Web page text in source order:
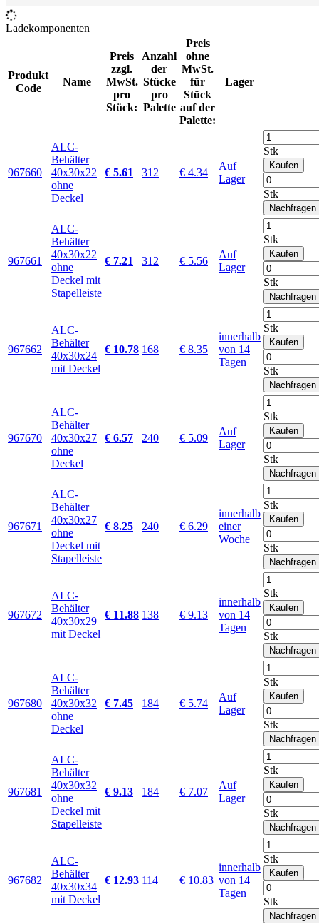
Ladekomponenten
Produkt
Code
Name
Preis
zzgl.
MwSt.
pro
Stück:
Anzahl
der
Stücke
pro
Palette
Preis
ohne
MwSt.
für
Stück
auf der
Palette:
Lager
967660
ALC-
Behälter
40x30x22
ohne
Deckel
€ 5.61 312 € 4.34
Auf
Lager
Stk
Kaufen
Stk
Nachfragen
967661
ALC-
Behälter
40x30x22
ohne
Deckel mit
Stapelleiste
€ 7.21 312 € 5.56
Auf
Lager
Stk
Kaufen
Stk
Nachfragen
967662
ALC-
Behälter
40x30x24
mit Deckel
€ 10.78 168 € 8.35
innerhalb
von 14
Tagen
Stk
Kaufen
Stk
Nachfragen
967670
ALC-
Behälter
40x30x27
ohne
Deckel
€ 6.57 240 € 5.09
Auf
Lager
Stk
Kaufen
Stk
Nachfragen
967671
ALC-
Behälter
40x30x27
ohne
Deckel mit
Stapelleiste
€ 8.25 240 € 6.29
innerhalb
einer
Woche
Stk
Kaufen
Stk
Nachfragen
967672
ALC-
Behälter
40x30x29
mit Deckel
€ 11.88 138 € 9.13
innerhalb
von 14
Tagen
Stk
Kaufen
Stk
Nachfragen
967680
ALC-
Behälter
40x30x32
ohne
Deckel
€ 7.45 184 € 5.74
Auf
Lager
Stk
Kaufen
Stk
Nachfragen
967681
ALC-
Behälter
40x30x32
ohne
Deckel mit
Stapelleiste
€ 9.13 184 € 7.07
Auf
Lager
Stk
Kaufen
Stk
Nachfragen
967682
ALC-
Behälter
40x30x34
mit Deckel
€ 12.93 114 € 10.83
innerhalb
von 14
Tagen
Stk
Kaufen
Stk
Nachfragen